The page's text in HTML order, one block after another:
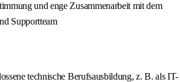
und enge Zusammenarbeit mit dem
Supportteam
technische Berufsausbildung, z. B. als IT-